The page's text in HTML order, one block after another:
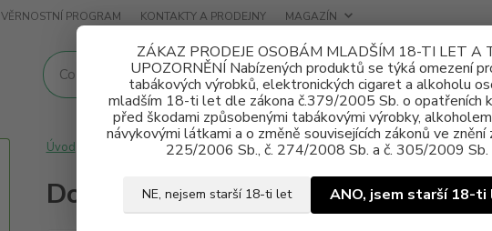
ZÁKAZ PRODEJE OSOBÁM MLADŠÍM 18-TI LET A
UPOZORNĚNÍ Nabízených produktů se týká omezení
tabákových výrobků, elektronických cigaret a alkoholu
mladším 18-ti let dle zákona č.379/2005 Sb. o opatřeních
před škodami způsobenými tabákovými výrobky,
návykovými látkami a o změně souvisejících zákonů ve znění
225/2006 Sb., č. 274/2008 Sb. a č. 305/2009 Sb.
NE, nejsem starší 18-ti let ANO, jsem starší 18-
VĚRNOSTNÍ PROGRAM KONTAKTY A PRODEJNY MAGAZÍN
Úvod Ostatní alkohol Don Papa Masskara 0,7l 40%
Don Papa Masskara 0,7l 40%